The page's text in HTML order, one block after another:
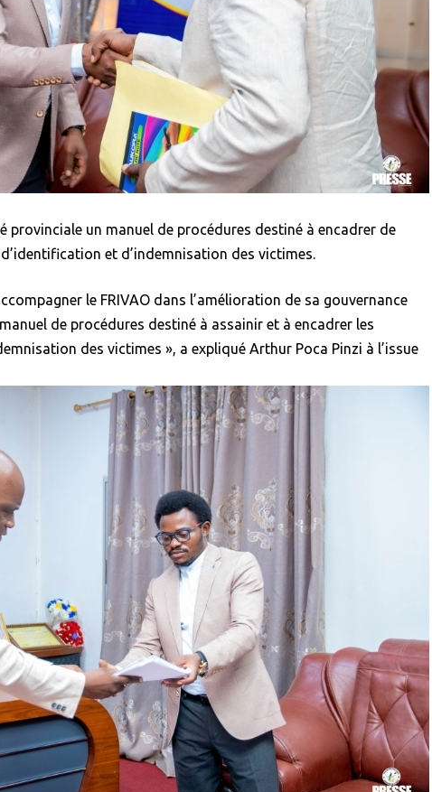
provinciale un manuel de procédures destiné à encadrer de
et d’indemnisation des victimes.
le FRIVAO dans l’amélioration de sa gouvernance
de procédures destiné à assainir et à encadrer les
des victimes », a expliqué Arthur Poca Pinzi à l’issue